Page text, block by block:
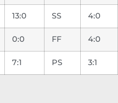
13:0 SS 4:0
0:0 FF 4:0
7:1 PS 3:1